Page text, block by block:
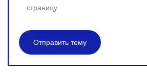
страницу
Отправить тему